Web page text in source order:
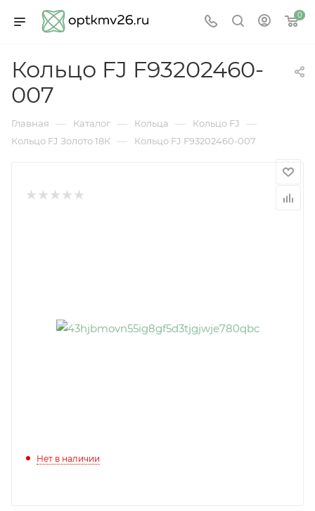
0
Кольцо FJ F93202460-
007
Главная — Каталог — Кольца — Кольцо FJ —
Кольцо FJ Золото 18К — Кольцо FJ F93202460-007
Нет в наличии